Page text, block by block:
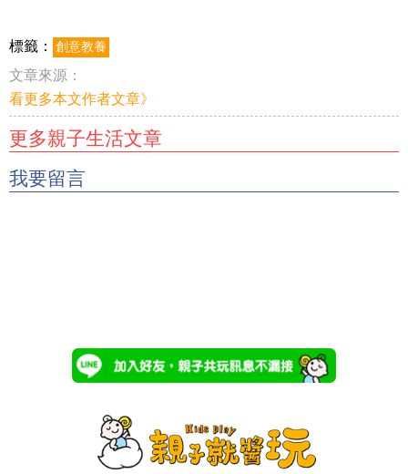
標籤： 創意教養
文章來源：
看更多本文作者文章》
更多親子生活文章
我要留言